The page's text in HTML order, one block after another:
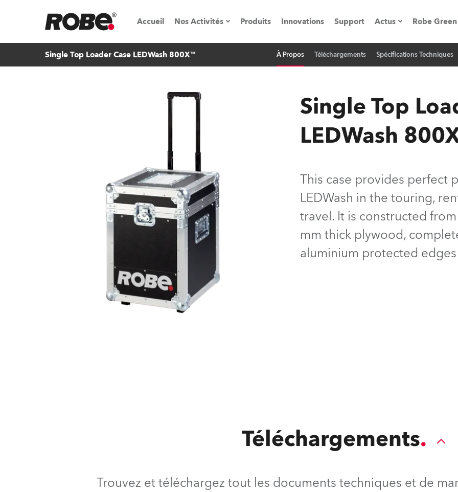
Accueil Nos Activités
Salons & évènements
Robe On Location
Nos innovations en vidéo
ProMotion Lighting
Produits Innovations Support Actus
Communiqués de
Robe Green
Single Top Loader Case LEDWash 800X™ À Propos Téléchargements Spécifications Techniques
Single Top
LEDWash
This case provides perfect
LEDWash in the touring,
travel. It is constructed
mm thick plywood,
aluminium protected
Téléchargements
Trouvez et téléchargez tout les documents techniques et de